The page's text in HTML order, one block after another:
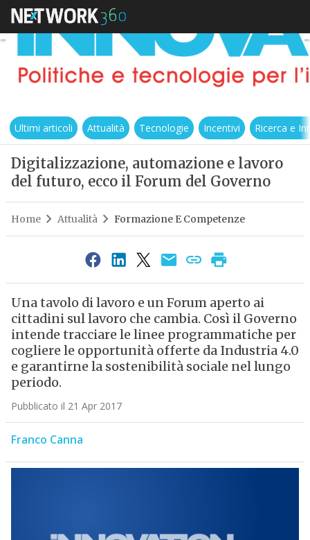
Ultimi articoli Attualità Tecnologie Incentivi Ricerca e
Digitalizzazione, automazione e lavoro
del futuro, ecco il Forum del Governo
Home Attualità Formazione E Competenze
Una tavolo di lavoro e un Forum aperto ai
cittadini sul lavoro che cambia. Così il Governo
intende tracciare le linee programmatiche per
cogliere le opportunità offerte da Industria 4.0
e garantirne la sostenibilità sociale nel lungo
periodo.
Pubblicato il 21 Apr 2017
Franco Canna